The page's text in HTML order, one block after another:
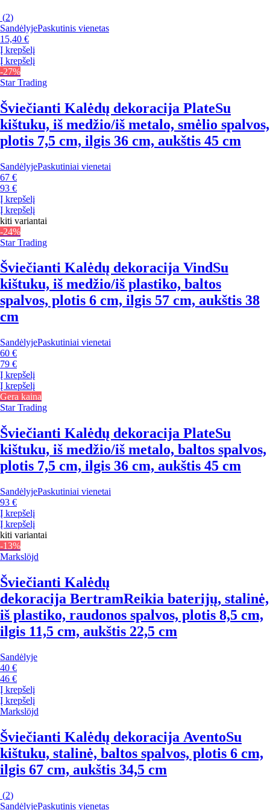
(2)
SandėlyjePaskutinis vienetas
15,40 €
Į krepšelį
Į krepšelį
-27%
Star Trading
Šviečianti Kalėdų dekoracija PlateSu
kištuku, iš medžio/iš metalo, smėlio spalvos,
plotis 7,5 cm, ilgis 36 cm, aukštis 45 cm
SandėlyjePaskutiniai vienetai
67 €
93 €
Į krepšelį
Į krepšelį
kiti variantai
-24%
Star Trading
Šviečianti Kalėdų dekoracija VindSu
kištuku, iš medžio/iš plastiko, baltos
spalvos, plotis 6 cm, ilgis 57 cm, aukštis 38
cm
SandėlyjePaskutiniai vienetai
60 €
79 €
Į krepšelį
Į krepšelį
Gera kaina
Star Trading
Šviečianti Kalėdų dekoracija PlateSu
kištuku, iš medžio/iš metalo, baltos spalvos,
plotis 7,5 cm, ilgis 36 cm, aukštis 45 cm
SandėlyjePaskutiniai vienetai
93 €
Į krepšelį
Į krepšelį
kiti variantai
-13%
Markslöjd
Šviečianti Kalėdų
dekoracija BertramReikia baterijų, stalinė,
iš plastiko, raudonos spalvos, plotis 8,5 cm,
ilgis 11,5 cm, aukštis 22,5 cm
Sandėlyje
40 €
46 €
Į krepšelį
Į krepšelį
Markslöjd
Šviečianti Kalėdų dekoracija AventoSu
kištuku, stalinė, baltos spalvos, plotis 6 cm,
ilgis 67 cm, aukštis 34,5 cm
(2)
SandėlyjePaskutinis vienetas